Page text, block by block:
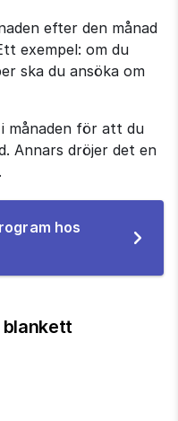
efter den månad
exempel: om du
ska du ansöka om
månaden för att du
Annars dröjer det en
hos
blankett